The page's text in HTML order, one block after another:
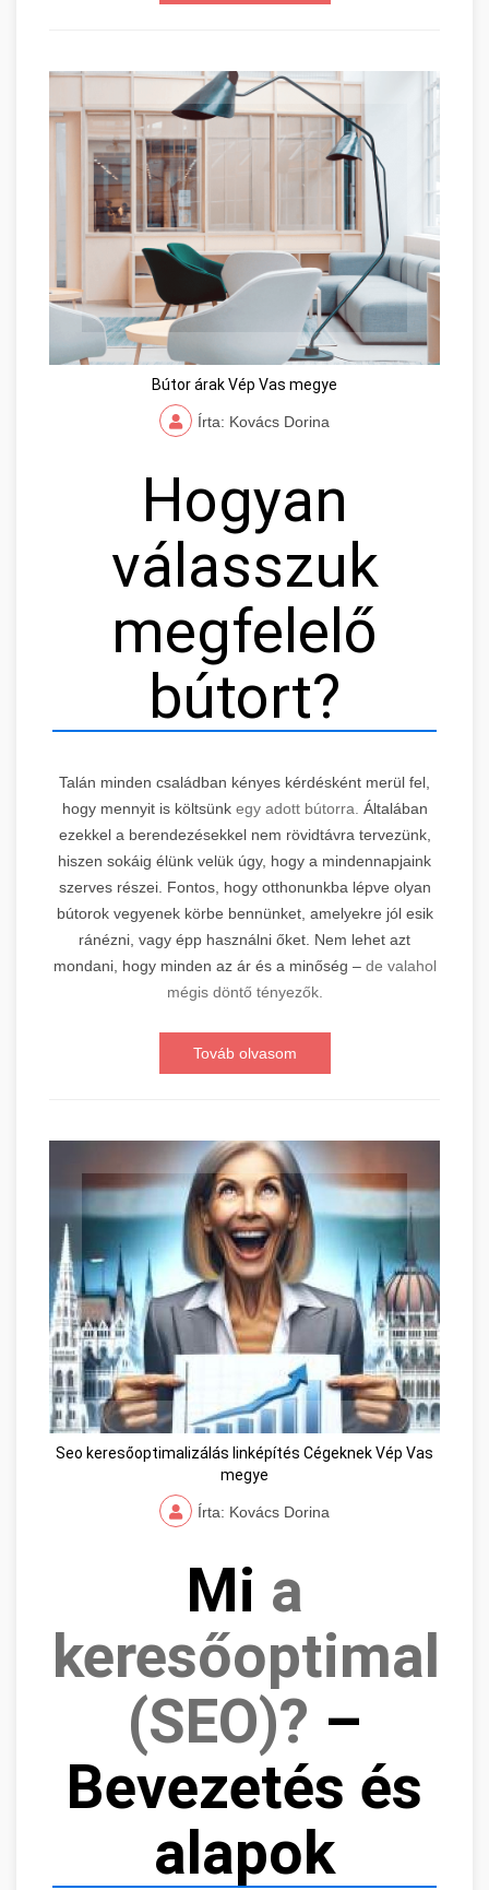
Bútor árak Vép Vas megye
Írta: Kovács Dorina
Hogyan
válasszuk
megfelelő
bútort?
Talán minden családban kényes kérdésként merül fel,
hogy mennyit is költsünkegy adott bútorra. Általában
ezekkel a berendezésekkel nem rövidtávra tervezünk,
hiszen sokáig élünk velük úgy, hogy a mindennapjaink
szerves részei. Fontos, hogy otthonunkba lépve olyan
bútorok vegyenek körbe bennünket, amelyekre jól esik
ránézni, vagy épp használni őket. Nem lehet azt
mondani, hogy minden az ár és a minőség – de valahol
mégis döntő tényezők.
Továb olvasom
Seo keresőoptimalizálás linképítés Cégeknek Vép Vas
megye
Írta: Kovács Dorina
Mi a
(SEO)? –
Bevezetés és
alapok